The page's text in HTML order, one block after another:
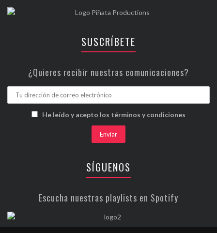
SUSCRÍBETE
¿Quieres recibir nuestras comunicaciones?
He leído y acepto los términos y condiciones
SÍGUENOS
Escucha nuestras playlists en Spotify